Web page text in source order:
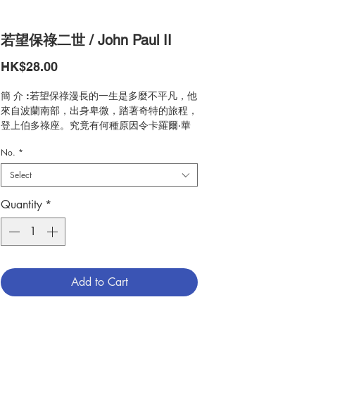
若望保祿二世 / John Paul II
HK$28.00Price
簡 介 :若望保祿漫長的一生是多麼不平凡，他
來自波蘭南部，出身卑微，踏著奇特的旅程，
登上伯多祿座。究竟有何種原因令卡羅爾‧華
這本新傳記娓娓道來：早年父母兄長亡故、孑
然一身，第二次世界大戰、波蘭遭逢納粹黨佔
領、共黨管治，他醉心戲劇、學術生涯，聖召
及牧民工作。以上種種，練就他成為一個宗
教、道德甚至政治人物，建樹之豐，遠遠超越
二十世紀其他偉人。
頁 數 :120
分 類 :傳記
No. *
Select
Quantity *
Add to Cart